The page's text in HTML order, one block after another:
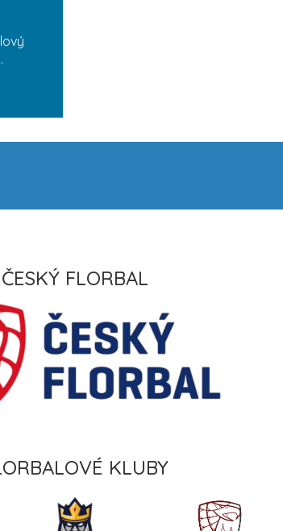
ČESKÝ FLORBAL
KLUBY